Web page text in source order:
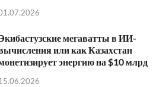
мегаватты в ИИ-
или как Казахстан
энергию на $10 млрд